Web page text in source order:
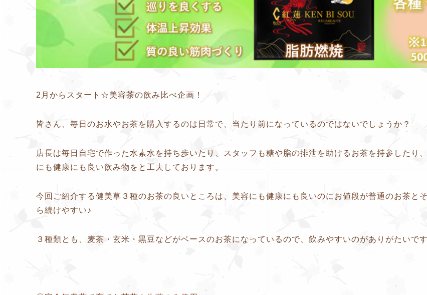
2月からスタート☆美容茶の飲み比べ企画！
皆さん、毎日のお水やお茶を購入するのは日常で、当たり前になっているのではないでしょうか？
店長は毎日自宅で作った水素水を持ち歩いたり、スタッフも糖や脂の排泄を助けるお茶を持参したり
にも健康にも良い飲み物をと工夫しております。
今回ご紹介する健美草３種のお茶の良いところは、美容にも健康にも良いのにお値段が普通のお茶と
ら続けやすい♪
３種類とも、麦茶・玄米・黒豆などがベースのお茶になっているので、飲みやすいのがありがたいで